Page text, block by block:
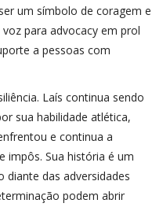
um símbolo de coragem e
para advocacy em prol
a pessoas com
Laís continua sendo
sua habilidade atlética,
e continua a
impôs. Sua história é um
das adversidades
podem abrir